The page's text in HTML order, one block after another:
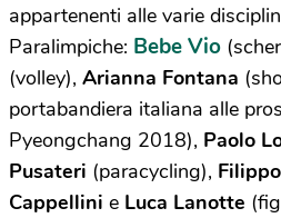
appartenenti alle varie
Paralimpiche: Bebe Vio
(volley), Arianna Fontana
portabandiera italiana alle
Pyeongchang 2018), Paolo
Pusateri (paracycling),
Cappellini e Luca Lanotte